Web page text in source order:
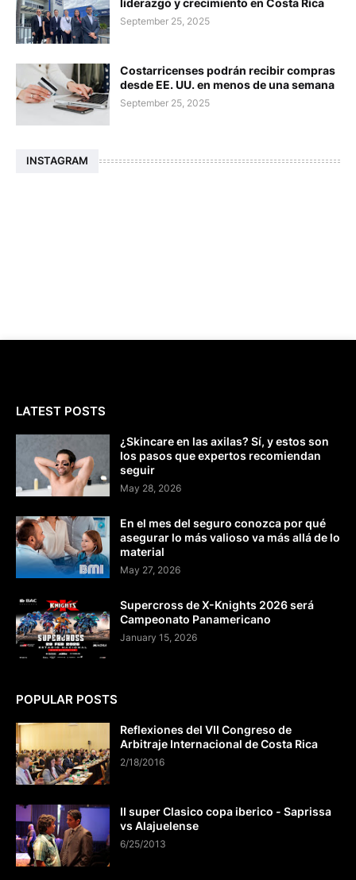
September 25, 2025
Costarricenses podrán recibir compras
desde EE. UU. en menos de una semana
September 25, 2025
INSTAGRAM
LATEST POSTS
¿Skincare en las axilas? Sí, y estos son
los pasos que expertos recomiendan
seguir
May 28, 2026
En el mes del seguro conozca por qué
asegurar lo más valioso va más allá de lo
material
May 27, 2026
Supercross de X-Knights 2026 será
Campeonato Panamericano
January 15, 2026
POPULAR POSTS
Reflexiones del VII Congreso de
Arbitraje Internacional de Costa Rica
2/18/2016
II super Clasico copa iberico - Saprissa
vs Alajuelense
6/25/2013